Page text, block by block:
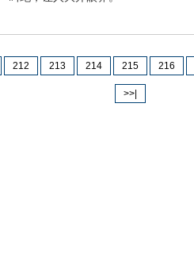
212 213 214 215 216
>>|